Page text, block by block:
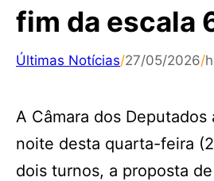
fim da escala
Últimas Notícias/27/05/2026/
A Câmara dos Deputados
noite desta quarta-feira
dois turnos, a proposta